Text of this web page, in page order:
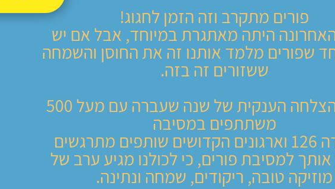
פורים מתקרב וזה הזמן לחגוג!
היתה מאתגרת במיוחד, אבל אם יש
שפורים מלמד אותנו זה את החוסן והשמחה
ששזורים זה בזה.
אחרי ההצלחה הענקית של שנה שעברה עם מעל 500
משתתפים במסיבה
בן יהודה 126 וארגונים הקדושים שותפים מתרגשים
אותך למסיבת פורים, כי לכולנו מגיע ערב של
מוזיקה טובה, ריקודים, שמחה ונתינה.